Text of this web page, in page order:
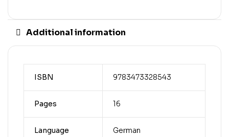
Additional information
ISBN 9783473328543
Pages 16
Language German